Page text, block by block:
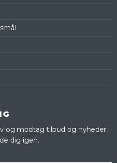
og modtag tilbud og nyheder i
dig igen.